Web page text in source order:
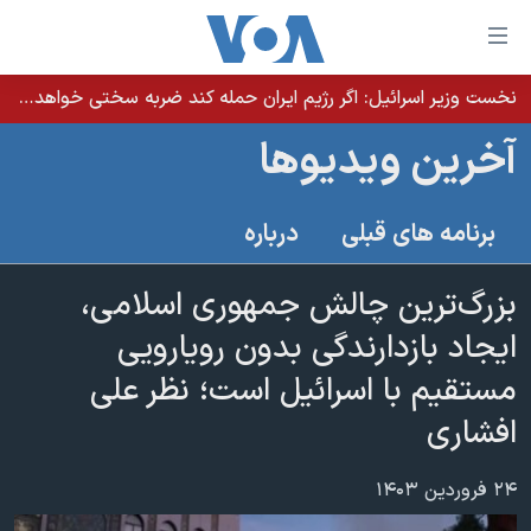
لینکهای
قابل
دسترسی
جهش
اصلی
جهش
به
صفحه
اصلی
جهش
به
خانه
نسخه سبک وب‌سایت
آمریکا
جهان
ورزشی
گزیده‌ها
ویدیوها
برنامه های تلویزیونی
جدول برنامه ها
صفحه‌های ویژه
جام جهانی ۲۰۲۶
عملیات خشم حماسی
بایگانی برنامه‌های تلویزیونی
فرکانس‌های صدای آمریکا
پخش رادیویی
یادگیری زبان انگلیسی
نخست وزیر اسرائيل: اگر رژیم ایران حمله کند ضربه سختی خواهد خورد
آخرین ویدیوها
برنامه های قبلی درباره
بزرگ‌ترین چالش جمهوری اسلامی،
ایجاد بازدارندگی بدون رویارویی
مستقیم با اسرائیل است؛ نظر علی
افشاری
۲۴ فروردین ۱۴۰۳